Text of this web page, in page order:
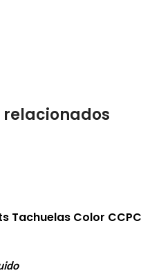
relacionados
Tachuelas Color CCPC